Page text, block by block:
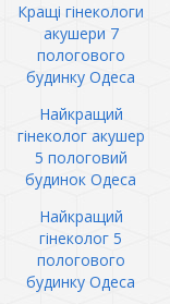
Кращі гінекологи
акушери 7
пологового
будинку Одеса
Найкращий
гінеколог акушер
5 пологовий
будинок Одеса
Найкращий
гінеколог 5
пологового
будинку Одеса